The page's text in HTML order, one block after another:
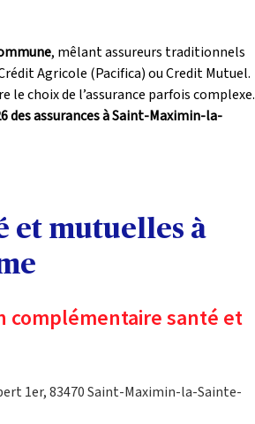
, mêlant assureurs traditionnels
Agricole (Pacifica) ou Credit Mutuel.
choix de l’assurance parfois complexe.
des assurances à Saint-Maximin-la-
et mutuelles à
complémentaire santé et
1er, 83470 Saint-Maximin-la-Sainte-